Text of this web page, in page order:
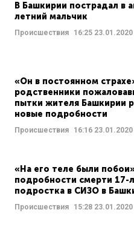
В Башкирии пострадал в
летний мальчик
Происшествия 16:25 23.01.2020
«Он в постоянном
родственники
пытки жителя Башкирии
новые подробности
Происшествия 16:16 23.01.2020
«На его теле были
подробности смерти 17-
подростка в СИЗО в
Происшествия 15:28 23.01.2020